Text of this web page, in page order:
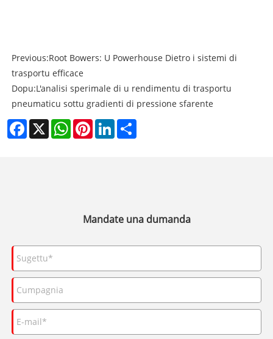
Previous:Root Bowers: U Powerhouse Dietro i sistemi di
trasportu efficace
Dopu:L'analisi sperimale di u rendimentu di trasportu
pneumaticu sottu gradienti di pressione sfarente
Facebook
X WhatsAppPinterestLinkedIn
Mandate una dumanda